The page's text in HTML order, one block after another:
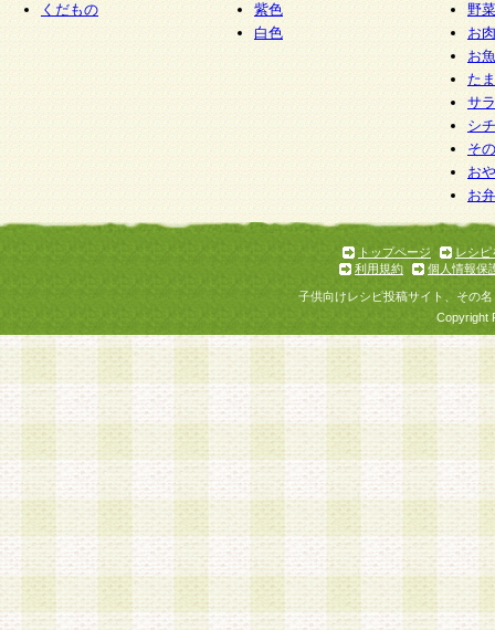
くだもの
紫色
白色
野
お
お
た
サ
シ
そ
お
お
トップページ
レシピ
利用規約
個人情報保
子供向けレシピ投稿サイト、その
Copyright